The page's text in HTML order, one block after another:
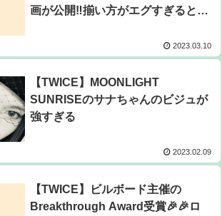
画が公開‼揃い方がエグすぎると話
2023.03.10
【TWICE】MOONLIGHT
SUNRISEのサナちゃんのビジュが
強すぎる
2023.02.09
【TWICE】ビルボード主催の
Breakthrough Award受賞🎉🎉ロ